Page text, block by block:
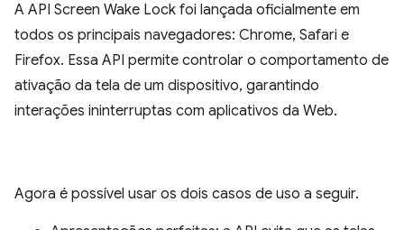
A API Screen Wake Lock foi lançada oficialmente em
todos os principais navegadores: Chrome, Safari e
Firefox. Essa API permite controlar o comportamento de
ativação da tela de um dispositivo, garantindo
interações ininterruptas com aplicativos da Web.
Agora é possível usar os dois casos de uso a seguir.